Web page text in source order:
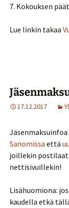
7. Kokouksen
Lue linkin takaa
17.12.2017
Sanomissa että
joillekin
nettisivuillekin!
Lisähuomiona:
kaudella etkä